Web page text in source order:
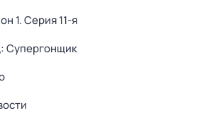
1. Серия 11-я
Супергонщик